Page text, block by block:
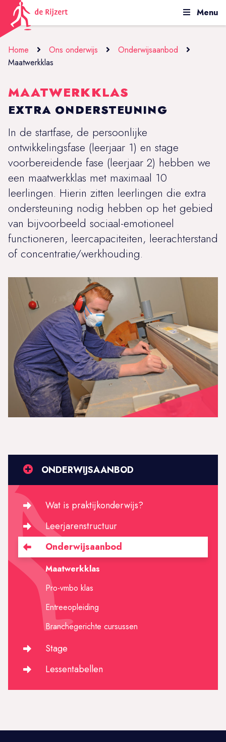
Menu
Home Ons onderwijs
Onderwijsaanbod
Maatwerkklas
MAATWERKKLAS
EXTRA ONDERSTEUNING
In de startfase, de persoonlijke
ontwikkelingsfase (leerjaar 1) en stage
voorbereidende fase (leerjaar 2) hebben we
een maatwerkklas met maximaal 10
leerlingen. Hierin zitten leerlingen die extra
ondersteuning nodig hebben op het gebied
van bijvoorbeeld sociaal-emotioneel
functioneren, leercapaciteiten, leerachterstand
of concentratie/werkhouding.
ONDERWIJSAANBOD
Wat is praktijkonderwijs?
Leerjarenstructuur
Onderwijsaanbod
Maatwerkklas
Pro-vmbo klas
Entreeopleiding
Branchegerichte cursussen
Stage
Lessentabellen